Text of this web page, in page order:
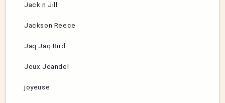
Jack n Jill
Jackson Reece
Jaq Jaq Bird
Jeux Jeandel
joyeuse